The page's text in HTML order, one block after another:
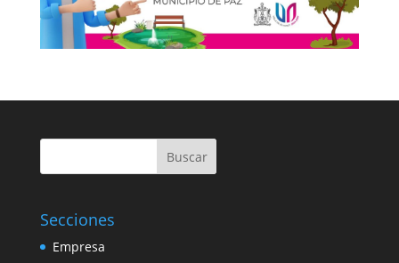
Buscar
Secciones
Empresa